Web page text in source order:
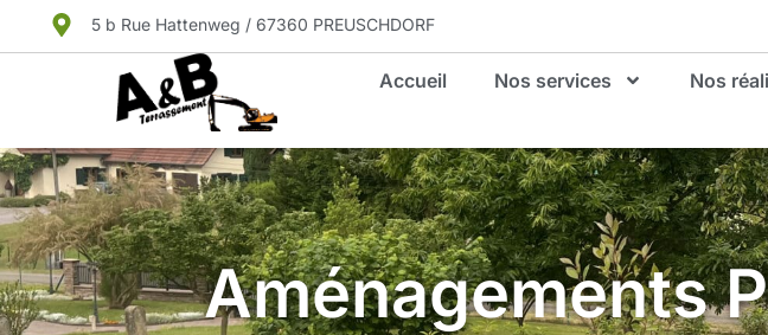
5 b Rue Hattenweg / 67360 PREUSCHDORF
Accueil Nos services Nos
Aménagements